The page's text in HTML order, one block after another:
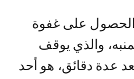
على غفوة
والذي يوقف
عدة دقائق، هو أحد